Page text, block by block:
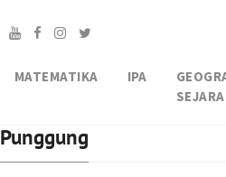
MATEMATIKA IPA
Punggung